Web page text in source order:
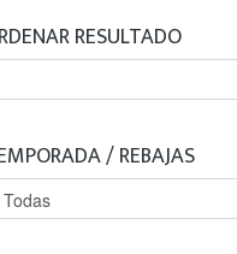
RESULTADO
/ REBAJAS